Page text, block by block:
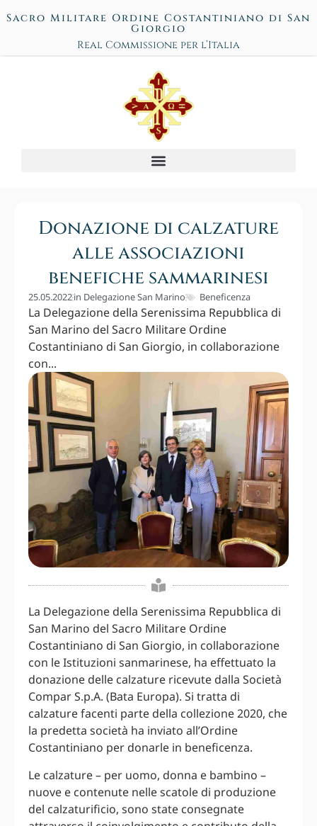
Sacro Militare Ordine Costantiniano di San
Giorgio
Real Commissione per l’Italia
Donazione di calzature
alle associazioni
benefiche sammarinesi
25.05.2022in Delegazione San Marino Beneficenza
La Delegazione della Serenissima Repubblica di
San Marino del Sacro Militare Ordine
Costantiniano di San Giorgio, in collaborazione
con...
La Delegazione della Serenissima Repubblica di
San Marino del Sacro Militare Ordine
Costantiniano di San Giorgio, in collaborazione
con le Istituzioni sanmarinese, ha effettuato la
donazione delle calzature ricevute dalla Società
Compar S.p.A. (Bata Europa). Si tratta di
calzature facenti parte della collezione 2020, che
la predetta società ha inviato all’Ordine
Costantiniano per donarle in beneficenza.
Le calzature – per uomo, donna e bambino –
nuove e contenute nelle scatole di produzione
del calzaturificio, sono state consegnate